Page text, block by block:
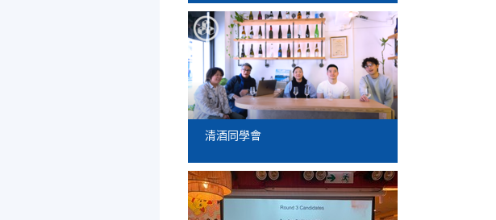
清酒同學會